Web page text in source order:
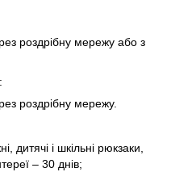
роздрібну мережу або з
роздрібну мережу.
дитячі і шкільні рюкзаки,
– 30 днів;